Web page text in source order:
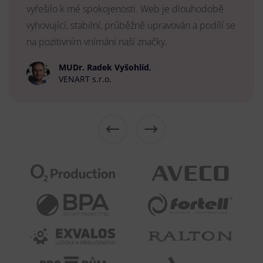
vyřešilo k mé spokojenosti. Web je dlouhodobě
vyhovující, stabilní, průběžně upravován a podílí se
na pozitivním vnímání naší značky.
MUDr. Radek Vyšohlíd,
VENART s.r.o.